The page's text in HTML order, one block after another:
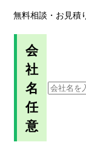
無料相談・お見積
会
社
名
任
意